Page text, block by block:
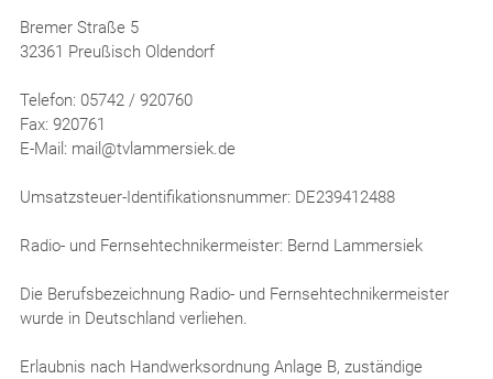
Bremer Straße 5
32361 Preußisch Oldendorf
Telefon: 05742 / 920760
Fax: 920761
E-Mail: mail@tvlammersiek.de
Umsatzsteuer-Identifikationsnummer: DE239412488
Radio- und Fernsehtechnikermeister: Bernd Lammersiek
Die Berufsbezeichnung Radio- und Fernsehtechnikermeister
wurde in Deutschland verliehen.
Erlaubnis nach Handwerksordnung Anlage B, zuständige